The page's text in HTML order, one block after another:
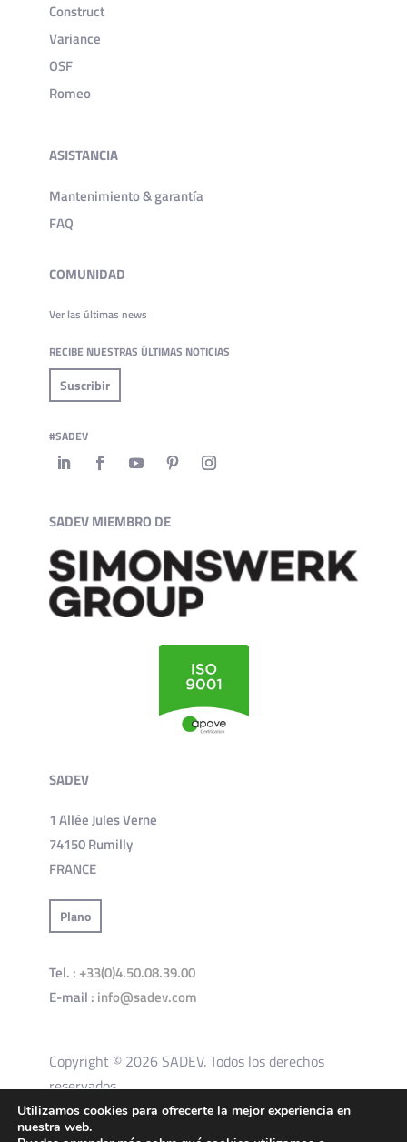
Construct
Variance
OSF
Romeo
ASISTANCIA
Mantenimiento & garantía
FAQ
COMUNIDAD
Ver las últimas news
RECIBE NUESTRAS ÚLTIMAS NOTICIAS
Suscribir
#SADEV
SADEV MIEMBRO DE
SADEV
1 Allée Jules Verne
74150 Rumilly
FRANCE
Plano
Tel. : +33(0)4.50.08.39.00
E-mail : info@sadev.com
Copyright © 2026 SADEV. Todos los derechos
reservados.
Utilizamos cookies para ofrecerte la mejor experiencia en
nuestra web.